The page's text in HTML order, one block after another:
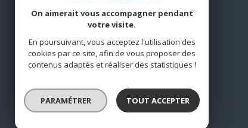
Agence de la Baie
02 98 91 58 47
agencedelabaie29@gmail.com
5 place de la Baie
On aimerait vous accompagner pendant
votre visite.
En poursuivant, vous acceptez l'utilisation des
cookies par ce site, afin de vous proposer des
contenus adaptés et réaliser des statistiques !
PARAMÉTRER TOUT ACCEPTER